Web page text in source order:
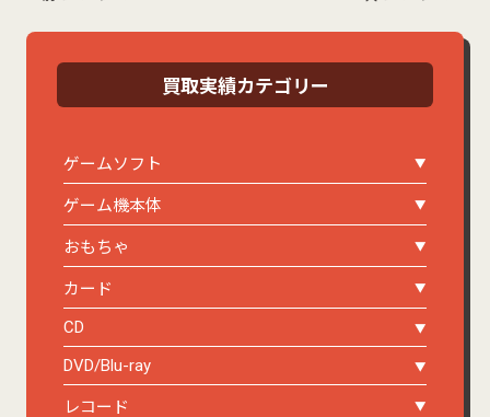
買取実績カテゴリー
ゲームソフト
ゲーム機本体
おもちゃ
カード
CD
DVD/Blu-ray
レコード